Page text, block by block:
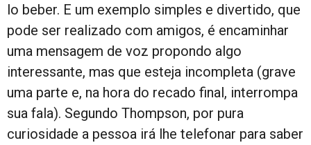
lo beber. E um exemplo simples e divertido, que
pode ser realizado com amigos, é encaminhar
uma mensagem de voz propondo algo
interessante, mas que esteja incompleta (grave
uma parte e, na hora do recado final, interrompa
sua fala). Segundo Thompson, por pura
curiosidade a pessoa irá lhe telefonar para saber